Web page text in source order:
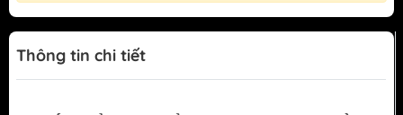
Thông tin chi tiết